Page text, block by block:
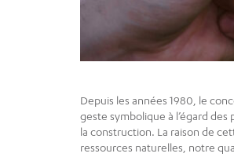
Depuis les années 1980, le
geste symbolique à l’égard
la construction. La raison de
ressources naturelles, notre